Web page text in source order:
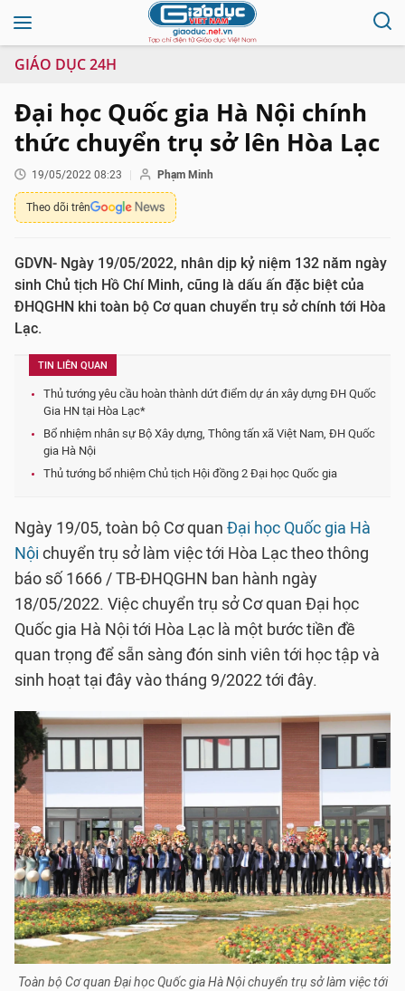
GIÁO DỤC 24H
Đại học Quốc gia Hà Nội chính
thức chuyển trụ sở lên Hòa Lạc
19/05/2022 08:23 Phạm Minh
Theo dõi trên
GDVN- Ngày 19/05/2022, nhân dịp kỷ niệm 132 năm ngày
sinh Chủ tịch Hồ Chí Minh, cũng là dấu ấn đặc biệt của
ĐHQGHN khi toàn bộ Cơ quan chuyển trụ sở chính tới Hòa
Lạc.
TIN LIÊN QUAN
Thủ tướng yêu cầu hoàn thành dứt điểm dự án xây dựng ĐH Quốc
Gia HN tại Hòa Lạc*
Bổ nhiệm nhân sự Bộ Xây dựng, Thông tấn xã Việt Nam, ĐH Quốc
gia Hà Nội
Thủ tướng bổ nhiệm Chủ tịch Hội đồng 2 Đại học Quốc gia
Ngày 19/05, toàn bộ Cơ quan Đại học Quốc gia Hà
Nội chuyển trụ sở làm việc tới Hòa Lạc theo thông
báo số 1666 / TB-ĐHQGHN ban hành ngày
18/05/2022. Việc chuyển trụ sở Cơ quan Đại học
Quốc gia Hà Nội tới Hòa Lạc là một bước tiền đề
quan trọng để sẵn sàng đón sinh viên tới học tập và
sinh hoạt tại đây vào tháng 9/2022 tới đây.
Toàn bộ Cơ quan Đại học Quốc gia Hà Nội chuyển trụ sở làm việc tới